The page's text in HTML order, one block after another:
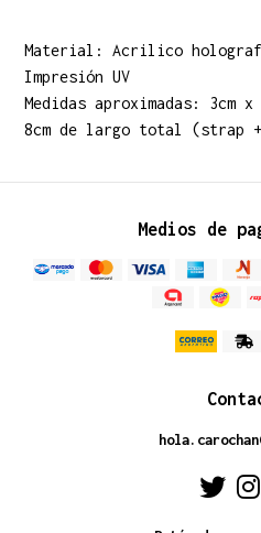
Material: Acrilico
Impresión UV
Medidas aproximadas:
8cm de largo total (strap
Medios de